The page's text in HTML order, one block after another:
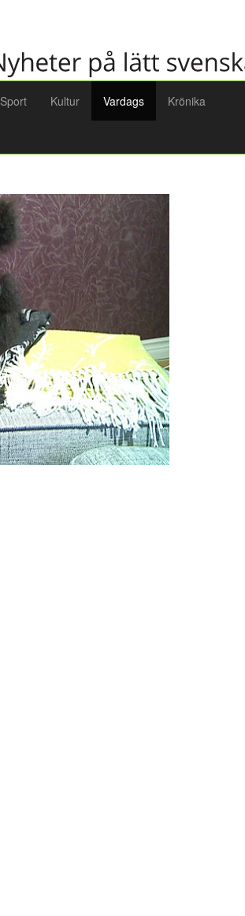
Sport Kultur Vardags Krönika